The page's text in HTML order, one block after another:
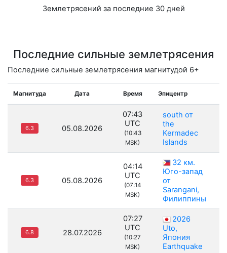
Землетрясений за последние 30 дней
Последние сильные землетрясения
Последние сильные землетрясения магнитудой 6+
Магнитуда Дата Время Эпицентр
6.3 05.08.2026
07:43
UTC
(10:43
MSK)
south от
the
Kermadec
Islands
6.3 05.08.2026
04:14
UTC
(07:14
MSK)
32 км.
Юго-запад
от
Sarangani,
Филиппины
6.8 28.07.2026
07:27
UTC
(10:27
MSK)
2026
Uto,
Япония
Earthquake